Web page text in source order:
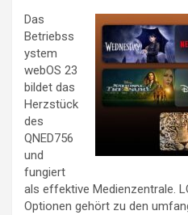
Das
Betriebss
ystem
webOS 23
bildet das
Herzstück
des
QNED756
und
fungiert
als effektive Medienzentrale.
Optionen gehört zu den